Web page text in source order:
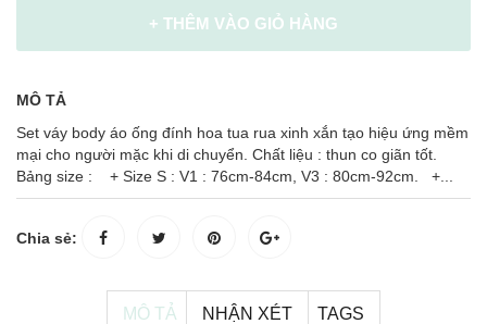
+ THÊM VÀO GIỎ HÀNG
MÔ TẢ
Set váy body áo ống đính hoa tua rua xinh xắn tạo hiệu ứng mềm
mại cho người mặc khi di chuyển. Chất liệu : thun co giãn tốt.
Bảng size : + Size S : V1 : 76cm-84cm, V3 : 80cm-92cm. +...
Chia sẻ:
MÔ TẢ NHẬN XÉT TAGS